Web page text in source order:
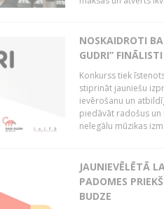
NOSKAIDROTI
GUDRI” FINĀLISTI
Konkurss tiek
stiprināt jauniešu
ievērošanu un
piedāvāt radošus
nelegālu mūzikas
JAUNIEVĒLĒTĀ
PADOMES
BUDZE